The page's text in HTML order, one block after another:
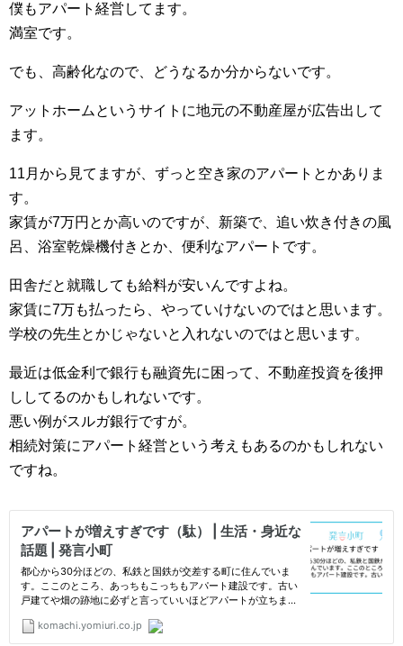
僕もアパート経営してます。
満室です。
でも、高齢化なので、どうなるか分からないです。
アットホームというサイトに地元の不動産屋が広告出して
ます。
11月から見てますが、ずっと空き家のアパートとかありま
す。
家賃が7万円とか高いのですが、新築で、追い炊き付きの風
呂、浴室乾燥機付きとか、便利なアパートです。
田舎だと就職しても給料が安いんですよね。
家賃に7万も払ったら、やっていけないのではと思います。
学校の先生とかじゃないと入れないのではと思います。
最近は低金利で銀行も融資先に困って、不動産投資を後押
ししてるのかもしれないです。
悪い例がスルガ銀行ですが。
相続対策にアパート経営という考えもあるのかもしれない
ですね。